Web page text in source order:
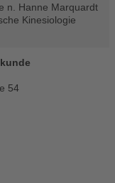
n. Hanne Marquardt
Kinesiologie
54